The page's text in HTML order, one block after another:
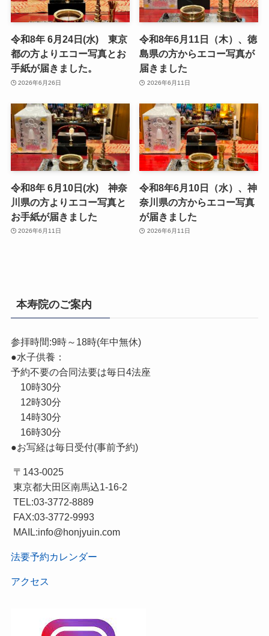
令和8年 6月24日(水) 東京
都の方よりエコー写真とお
手紙が届きました。
2026年6月26日
令和8年6月11日（木）、徳
島県の方からエコー写真が
届きました
2026年6月11日
令和8年 6月10日(水) 神奈
川県の方よりエコー写真と
お手紙が届きました
2026年6月11日
令和8年6月10日（水）、神
奈川県の方からエコー写真
が届きました
2026年6月11日
本寿院のご案内
参拝時間:9時～18時(年中無休)
●水子供養：
予約不要の合同法要は毎日4法座
10時30分
12時30分
14時30分
16時30分
●お写経は毎日受付(事前予約)
〒143-0025
東京都大田区南馬込1-16-2
TEL:03-3772-8889
FAX:03-3772-9993
MAIL:info@honjyuin.com
法要予約カレンダー
アクセス